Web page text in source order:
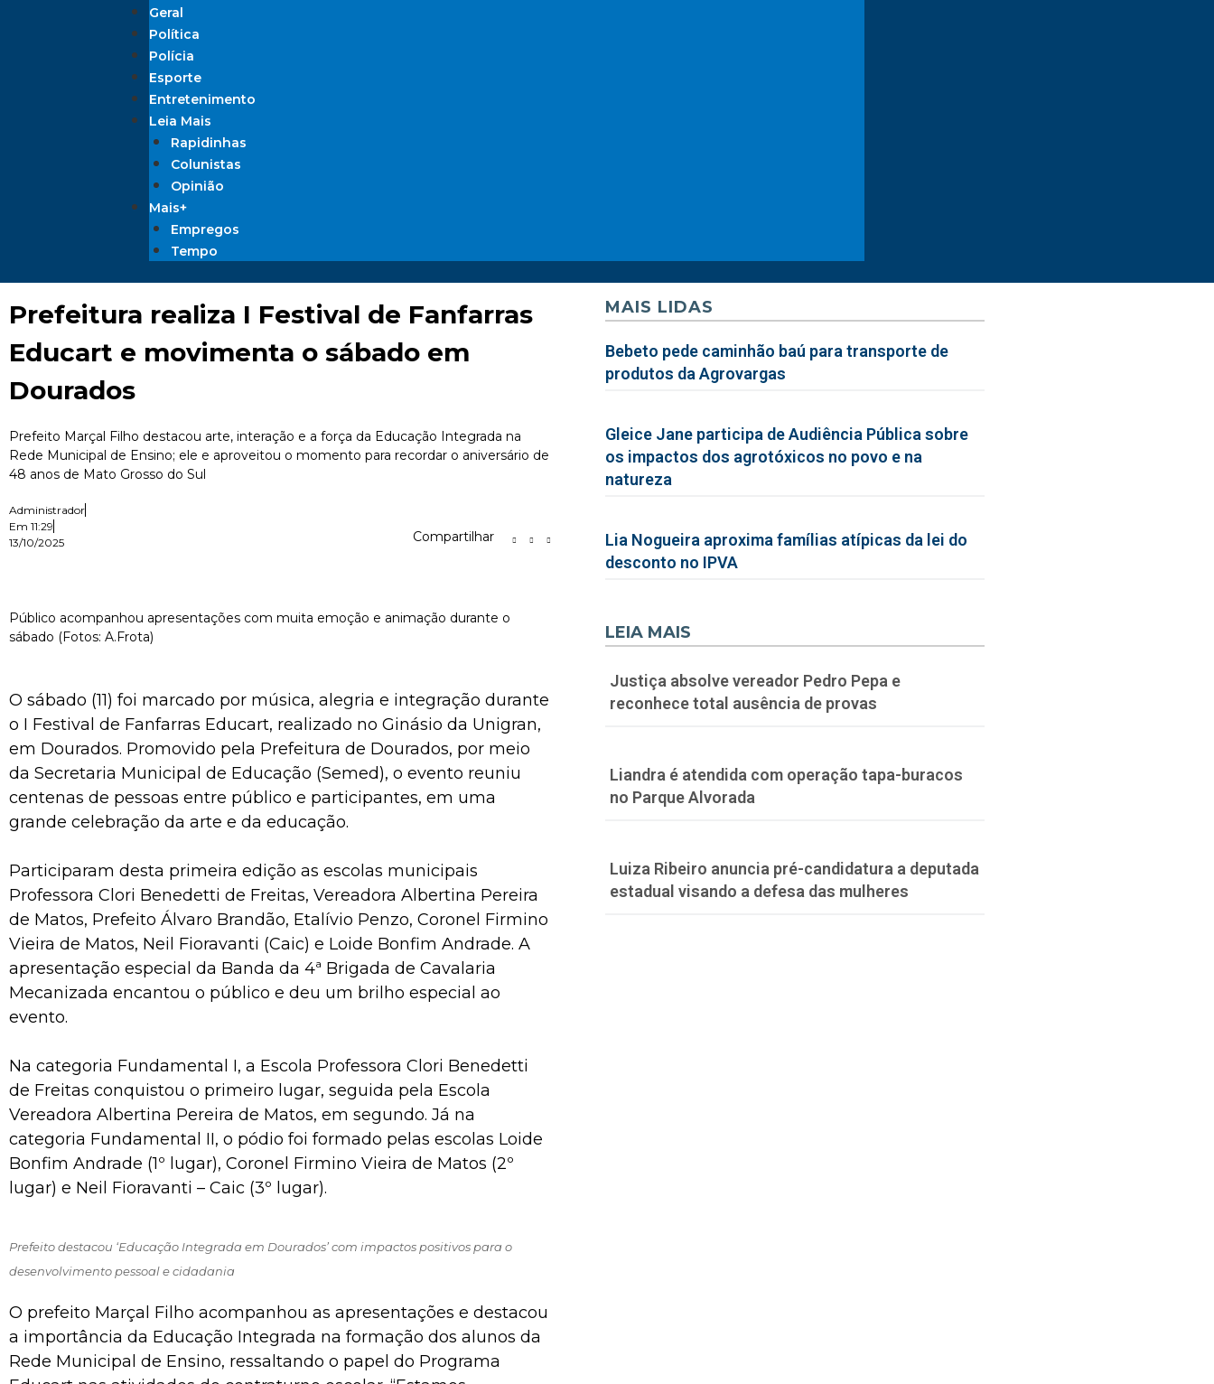
Geral
Política
Polícia
Esporte
Entretenimento
Leia Mais
Rapidinhas
Colunistas
Opinião
Mais+
Empregos
Tempo
Prefeitura realiza I Festival de Fanfarras
Educart e movimenta o sábado em
Dourados
Prefeito Marçal Filho destacou arte, interação e a força da Educação Integrada na
Rede Municipal de Ensino; ele e aproveitou o momento para recordar o aniversário de
48 anos de Mato Grosso do Sul
Administrador
Em 11:29
13/10/2025
Compartilhar
Público acompanhou apresentações com muita emoção e animação durante o
sábado (Fotos: A.Frota)
O sábado (11) foi marcado por música, alegria e integração durante
o I Festival de Fanfarras Educart, realizado no Ginásio da Unigran,
em Dourados. Promovido pela Prefeitura de Dourados, por meio
da Secretaria Municipal de Educação (Semed), o evento reuniu
centenas de pessoas entre público e participantes, em uma
grande celebração da arte e da educação.
Participaram desta primeira edição as escolas municipais
Professora Clori Benedetti de Freitas, Vereadora Albertina Pereira
de Matos, Prefeito Álvaro Brandão, Etalívio Penzo, Coronel Firmino
Vieira de Matos, Neil Fioravanti (Caic) e Loide Bonfim Andrade. A
apresentação especial da Banda da 4ª Brigada de Cavalaria
Mecanizada encantou o público e deu um brilho especial ao
evento.
Na categoria Fundamental I, a Escola Professora Clori Benedetti
de Freitas conquistou o primeiro lugar, seguida pela Escola
Vereadora Albertina Pereira de Matos, em segundo. Já na
categoria Fundamental II, o pódio foi formado pelas escolas Loide
Bonfim Andrade (1º lugar), Coronel Firmino Vieira de Matos (2º
lugar) e Neil Fioravanti – Caic (3º lugar).
Prefeito destacou ‘Educação Integrada em Dourados’ com impactos positivos para o
desenvolvimento pessoal e cidadania
O prefeito Marçal Filho acompanhou as apresentações e destacou
a importância da Educação Integrada na formação dos alunos da
Rede Municipal de Ensino, ressaltando o papel do Programa
MAIS LIDAS
Bebeto pede caminhão baú para transporte de
produtos da Agrovargas
Gleice Jane participa de Audiência Pública sobre
os impactos dos agrotóxicos no povo e na
natureza
Lia Nogueira aproxima famílias atípicas da lei do
desconto no IPVA
LEIA MAIS
Justiça absolve vereador Pedro Pepa e
reconhece total ausência de provas
Liandra é atendida com operação tapa-buracos
no Parque Alvorada
Luiza Ribeiro anuncia pré-candidatura a deputada
estadual visando a defesa das mulheres